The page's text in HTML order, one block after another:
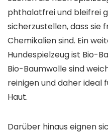
phthalatfrei und bleifrei
sicherzustellen, dass sie
Chemikalien sind. Ein
Hundespielzeug ist Bio-
Bio-Baumwolle sind
reinigen und daher ideal
Haut.
Darüber hinaus eignen